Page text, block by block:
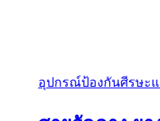
อุปกรณ์ป้องกันศีรษะ